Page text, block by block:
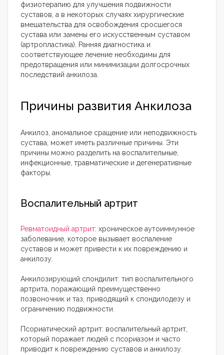
физиотерапию для улучшения подвижности
суставов, а в некоторых случаях хирургические
вмешательства для освобождения сросшегося
сустава или замены его искусственным суставом
(артропластика). Ранняя диагностика и
соответствующее лечение необходимы для
предотвращения или минимизации долгосрочных
последствий анкилоза.
Причины развития Анкилоза
Анкилоз, аномальное сращение или неподвижность
сустава, может иметь различные причины. Эти
причины можно разделить на воспалительные,
инфекционные, травматические и дегенеративные
факторы.
Воспалительный артрит
Ревматоидный артрит: хроническое аутоиммунное
заболевание, которое вызывает воспаление
суставов и может привести к их повреждению и
анкилозу.
Анкилозирующий спондилит: тип воспалительного
артрита, поражающий преимущественно
позвоночник и таз, приводящий к спондилодезу и
ограничению подвижности.
Псориатический артрит: воспалительный артрит,
который поражает людей с псориазом и часто
приводит к повреждению суставов и анкилозу.